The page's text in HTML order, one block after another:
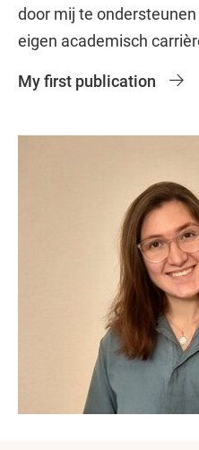
door mij te
eigen academisch
My first publication